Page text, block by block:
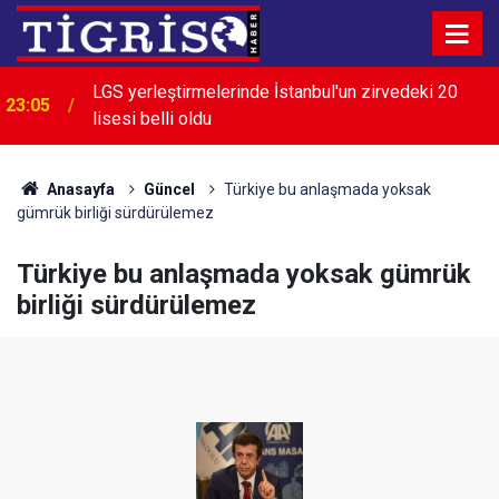
23:05
LGS yerleştirmelerinde İstanbul'un zirvedeki 20
lisesi belli oldu
Anasayfa Güncel
Türkiye bu anlaşmada yoksak
gümrük birliği sürdürülemez
Türkiye bu anlaşmada yoksak gümrük
birliği sürdürülemez